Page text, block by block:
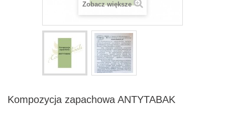
Zobacz większe
Kompozycja zapachowa ANTYTABAK